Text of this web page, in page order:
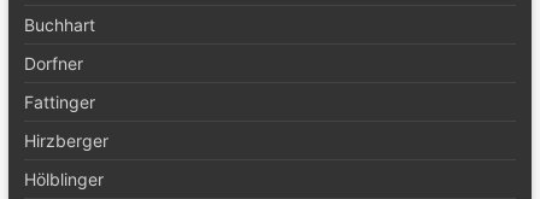
Buchhart
Dorfner
Fattinger
Hirzberger
Hölblinger